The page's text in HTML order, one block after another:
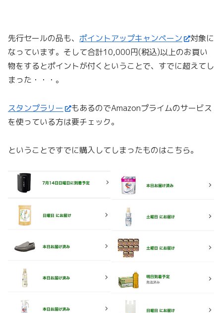
先行セールの品も、 ポイントアップキャンペーン
対象に
なっています。そして合計10,000円(税込)以上のお買い
物をするとポイントが付くということで、すでに超えてし
まった・・・。
スタンプラリー
もあるのでAmazonプライムのサービス
を使っている方は要チェック。
ということですでに購入してしまったものはこちら。